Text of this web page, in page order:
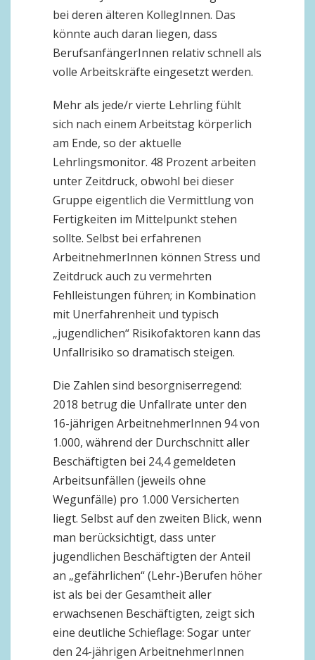
bei deren älteren KollegInnen. Das
könnte auch daran liegen, dass
BerufsanfängerInnen relativ schnell als
volle Arbeitskräfte eingesetzt werden.
Mehr als jede/r vierte Lehrling fühlt
sich nach einem Arbeitstag körperlich
am Ende, so der aktuelle
Lehrlingsmonitor. 48 Prozent arbeiten
unter Zeitdruck, obwohl bei dieser
Gruppe eigentlich die Vermittlung von
Fertigkeiten im Mittelpunkt stehen
sollte. Selbst bei erfahrenen
ArbeitnehmerInnen können Stress und
Zeitdruck auch zu vermehrten
Fehlleistungen führen; in Kombination
mit Unerfahrenheit und typisch
„jugendlichen“ Risikofaktoren kann das
Unfallrisiko so dramatisch steigen.
Die Zahlen sind besorgniserregend:
2018 betrug die Unfallrate unter den
16-jährigen ArbeitnehmerInnen 94 von
1.000, während der Durchschnitt aller
Beschäftigten bei 24,4 gemeldeten
Arbeitsunfällen (jeweils ohne
Wegunfälle) pro 1.000 Versicherten
liegt. Selbst auf den zweiten Blick, wenn
man berücksichtigt, dass unter
jugendlichen Beschäftigten der Anteil
an „gefährlichen“ (Lehr-)Berufen höher
ist als bei der Gesamtheit aller
erwachsenen Beschäftigten, zeigt sich
eine deutliche Schieflage: Sogar unter
den 24-jährigen ArbeitnehmerInnen